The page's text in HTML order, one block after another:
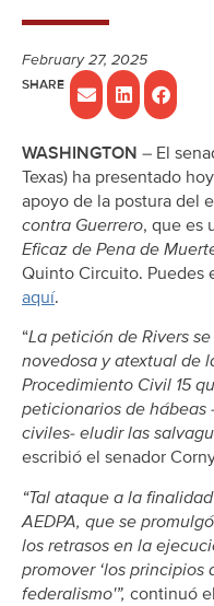
February 27, 2025
WASHINGTON – El
Texas) ha presentado
apoyo de la postura del
contra Guerrero, que es
Eficaz de Pena de
Quinto Circuito. Puedes
aquí.
“La petición de Rivers
novedosa y atextual de
Procedimiento Civil 15
peticionarios de hábeas
civiles- eludir las
escribió el senador
“Tal ataque a la
AEDPA, que se
los retrasos en la
promover ‘los
federalismo'”, continuó